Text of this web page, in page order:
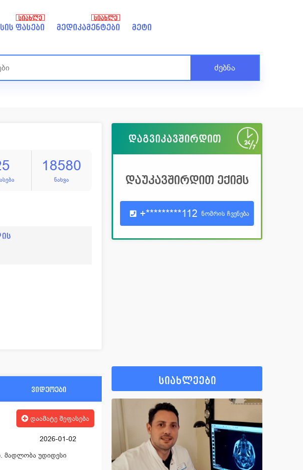
ფასები
ᲡᲘᲐᲮᲚᲔ
მედიკამენტები
ᲡᲘᲐᲮᲚᲔ
მეტი
ძებნა
18580
ნახვა
დაგვიკავშირდით
დაუკავშირდით ექიმს
+*********112 ნომრის ჩვენება
ვიდეოები
დაამატე შეფასება
2026-01-02
მადლობა უდიდესი
სიახლეები